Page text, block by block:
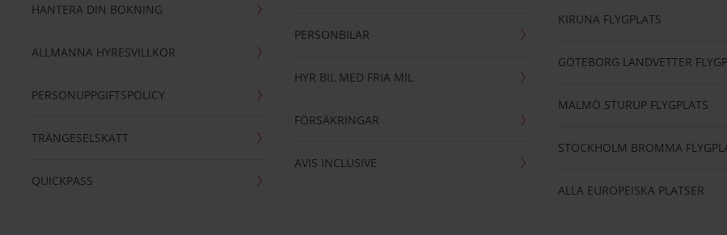
HANTERA DIN BOKNING
ALLMÄNNA HYRESVILLKOR
PERSONUPPGIFTSPOLICY
TRÄNGESELSKATT
QUICKPASS
PERSONBILAR
HYR BIL MED FRIA MIL
FÖRSÄKRINGAR
AVIS INCLUSIVE
KIRUNA FLYGPLATS
GÖTEBORG LANDVETTER
MALMÖ STURUP FLYGPLATS
STOCKHOLM BROMMA
ALLA EUROPEISKA PLATSER